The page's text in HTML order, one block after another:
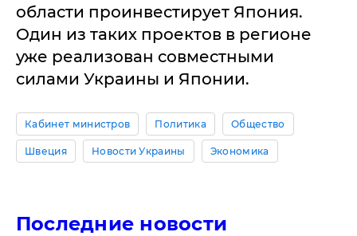
области проинвестирует Япония.
Один из таких проектов в регионе
уже реализован совместными
силами Украины и Японии.
Кабинет министров Политика Общество
Швеция Новости Украины Экономика
Последние новости